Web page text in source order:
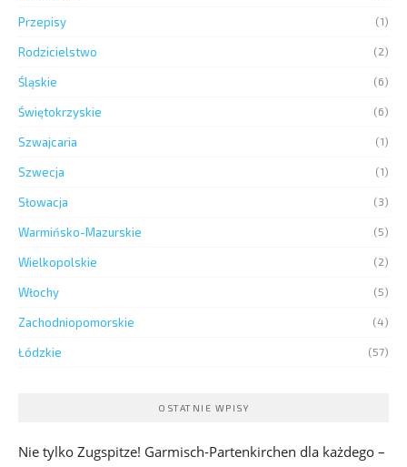
Przepisy (1)
Rodzicielstwo (2)
Śląskie (6)
Świętokrzyskie (6)
Szwajcaria (1)
Szwecja (1)
Słowacja (3)
Warmińsko-Mazurskie (5)
Wielkopolskie (2)
Włochy (5)
Zachodniopomorskie (4)
Łódzkie (57)
OSTATNIE WPISY
Nie tylko Zugspitze! Garmisch-Partenkirchen dla każdego –